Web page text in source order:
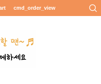
cmd_order_view